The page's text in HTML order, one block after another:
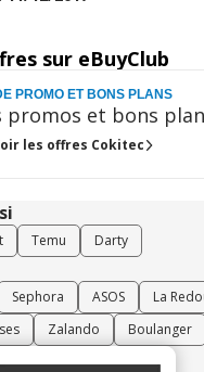
sur eBuyClub
PROMO ET BONS PLANS
promos et bons
les offres Cokitec
Temu Darty
Sephora ASOS
La
Zalando Boulanger